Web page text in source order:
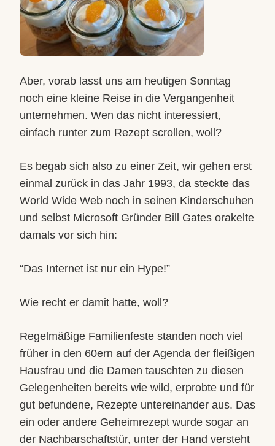
Aber, vorab lasst uns am heutigen Sonntag
noch eine kleine Reise in die Vergangenheit
unternehmen. Wen das nicht interessiert,
einfach runter zum Rezept scrollen, woll?
Es begab sich also zu einer Zeit, wir gehen erst
einmal zurück in das Jahr 1993, da steckte das
World Wide Web noch in seinen Kinderschuhen
und selbst Microsoft Gründer Bill Gates orakelte
damals vor sich hin:
“Das Internet ist nur ein Hype!”
Wie recht er damit hatte, woll?
Regelmäßige Familienfeste standen noch viel
früher in den 60ern auf der Agenda der fleißigen
Hausfrau und die Damen tauschten zu diesen
Gelegenheiten bereits wie wild, erprobte und für
gut befundene, Rezepte untereinander aus. Das
ein oder andere Geheimrezept wurde sogar an
der Nachbarschaftstür, unter der Hand versteht